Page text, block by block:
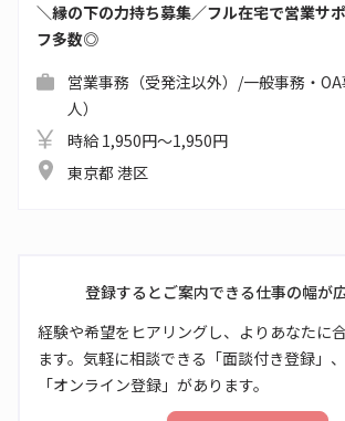
＼縁の下の力持ち募集／フル在宅で営業サ
フ多数◎
営業事務（受発注以外）/一般事務・
人）
時給 1,950円～1,950円
東京都 港区
登録するとご案内できる仕事の幅が
経験や希望をヒアリングし、よりあなたに
ます。気軽に相談できる「面談付き登録」
「オンライン登録」があります。